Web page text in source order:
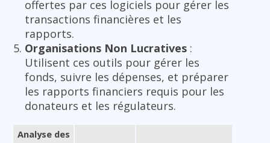
offertes par ces logiciels pour gérer les
transactions financières et les
rapports.
Organisations Non Lucratives :
Utilisent ces outils pour gérer les
fonds, suivre les dépenses, et préparer
les rapports financiers requis pour les
donateurs et les régulateurs.
Analyse des